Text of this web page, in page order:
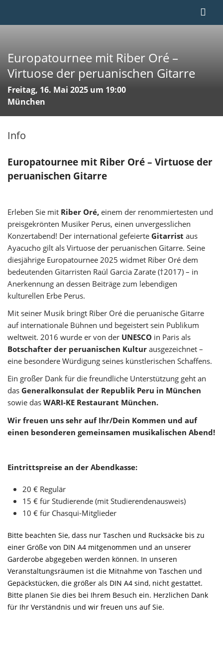
Europatournee mit Riber Oré –
Virtuose der peruanischen Gitarre
Freitag, 16. Mai 2025 um 19:00
München
Info
Europatournee mit Riber Oré – Virtuose der
peruanischen Gitarre
Erleben Sie mit Riber Oré, einem der renommiertesten und
preisgekrönten Musiker Perus, einen unvergesslichen
Konzertabend! Der international gefeierte Gitarrist aus
Ayacucho gilt als Virtuose der peruanischen Gitarre. Seine
diesjährige Europatournee 2025 widmet Riber Oré dem
bedeutenden Gitarristen Raúl Garcia Zarate (†2017) – in
Anerkennung an dessen Beiträge zum lebendigen
kulturellen Erbe Perus.
Mit seiner Musik bringt Riber Oré die peruanische Gitarre
auf internationale Bühnen und begeistert sein Publikum
weltweit. 2016 wurde er von der UNESCO in Paris als
Botschafter der peruanischen Kultur ausgezeichnet –
eine besondere Würdigung seines künstlerischen Schaffens.
Ein großer Dank für die freundliche Unterstützung geht an
das Generalkonsulat der Republik Peru in München
sowie das WARI-KE Restaurant München.
Wir freuen uns sehr auf Ihr/Dein Kommen und auf
einen besonderen gemeinsamen musikalischen Abend!
Eintrittspreise an der Abendkasse:
20 € Regulär
15 € für Studierende (mit Studierendenausweis)
10 € für Chasqui-Mitglieder
Bitte beachten Sie, dass nur Taschen und Rucksäcke bis zu
einer Größe von DIN A4 mitgenommen und an unserer
Garderobe abgegeben werden können. In unseren
Veranstaltungsräumen ist die Mitnahme von Taschen und
Gepäckstücken, die größer als DIN A4 sind, nicht gestattet.
Bitte planen Sie dies bei Ihrem Besuch ein. Herzlichen Dank
für Ihr Verständnis und wir freuen uns auf Sie.